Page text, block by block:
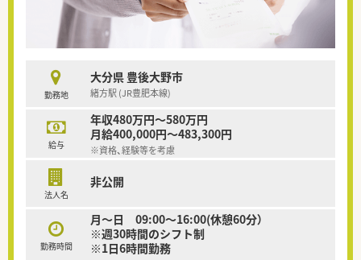
勤務地
大分県 豊後大野市
緒方駅 (JR豊肥本線)
給与
年収480万円～580万円
月給400,000円～483,300円
※資格、経験等を考慮
法人名
非公開
勤務時間
月～日 09:00～16:00(休憩60分）
※週30時間のシフト制
※1日6時間勤務